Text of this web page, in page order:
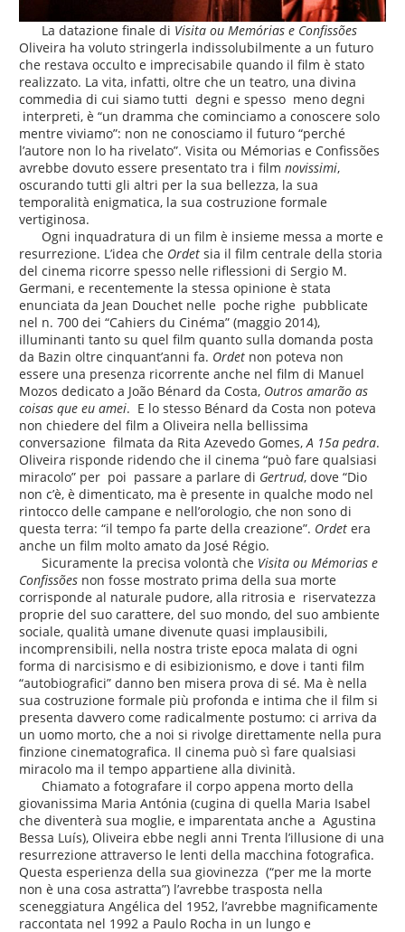
La datazione finale di Visita ou Memórias e Confissões
Oliveira ha voluto stringerla indissolubilmente a un futuro
che restava occulto e imprecisabile quando il film è stato
realizzato. La vita, infatti, oltre che un teatro, una divina
commedia di cui siamo tutti degni e spesso meno degni
interpreti, è “un dramma che cominciamo a conoscere solo
mentre viviamo”: non ne conosciamo il futuro “perché
l’autore non lo ha rivelato”. Visita ou Mémorias e Confissões
avrebbe dovuto essere presentato tra i filmnovissimi,
oscurando tutti gli altri per la sua bellezza, la sua
temporalità enigmatica, la sua costruzione formale
vertiginosa.
Ogni inquadratura di un film è insieme messa a morte e
resurrezione. L’idea che Ordet sia il film centrale della storia
del cinema ricorre spesso nelle riflessioni di Sergio M.
Germani, e recentemente la stessa opinione è stata
enunciata da Jean Douchet nelle poche righe pubblicate
nel n. 700 dei “Cahiers du Cinéma” (maggio 2014),
illuminanti tanto su quel film quanto sulla domanda posta
da Bazin oltre cinquant’anni fa. Ordet non poteva non
essere una presenza ricorrente anche nel film di Manuel
Mozos dedicato a João Bénard da Costa, Outros amarão as
coisas que eu amei. E lo stesso Bénard da Costa non poteva
non chiedere del film a Oliveira nella bellissima
conversazione filmata da Rita Azevedo Gomes,A 15a pedra.
Oliveira risponde ridendo che il cinema “può fare qualsiasi
miracolo” per poi passare a parlare di Gertrud, dove “Dio
non c’è, è dimenticato, ma è presente in qualche modo nel
rintocco delle campane e nell’orologio, che non sono di
questa terra: “il tempo fa parte della creazione”. Ordet era
anche un film molto amato da José Régio.
Sicuramente la precisa volontà che Visita ou Mémorias e
Confissões non fosse mostrato prima della sua morte
corrisponde al naturale pudore, alla ritrosia e riservatezza
proprie del suo carattere, del suo mondo, del suo ambiente
sociale, qualità umane divenute quasi implausibili,
incomprensibili, nella nostra triste epoca malata di ogni
forma di narcisismo e di esibizionismo, e dove i tanti film
“autobiografici” danno ben misera prova di sé. Ma è nella
sua costruzione formale più profonda e intima che il film si
presenta davvero come radicalmente postumo: ci arriva da
un uomo morto, che a noi si rivolge direttamente nella pura
finzione cinematografica. Il cinema può sì fare qualsiasi
miracolo ma il tempo appartiene alla divinità.
Chiamato a fotografare il corpo appena morto della
giovanissima Maria Antónia (cugina di quella Maria Isabel
che diventerà sua moglie, e imparentata anche a Agustina
Bessa Luís), Oliveira ebbe negli anni Trenta l’illusione di una
resurrezione attraverso le lenti della macchina fotografica.
Questa esperienza della sua giovinezza (“per me la morte
non è una cosa astratta”) l’avrebbe trasposta nella
sceneggiatura Angélica del 1952, l’avrebbe magnificamente
raccontata nel 1992 a Paulo Rocha in un lungo e